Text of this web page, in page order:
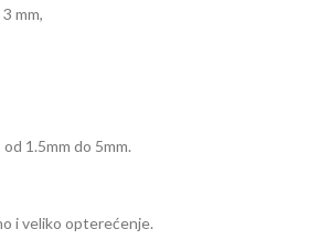
mm,
1.5mm do 5mm.
i veliko opterećenje.